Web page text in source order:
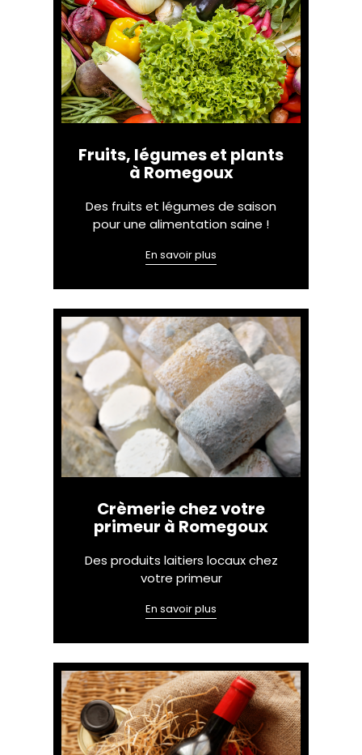
Fruits, légumes et plants
à Romegoux
Des fruits et légumes de saison
pour une alimentation saine !
En savoir plus
Crèmerie chez votre
primeur à Romegoux
Des produits laitiers locaux chez
votre primeur
En savoir plus